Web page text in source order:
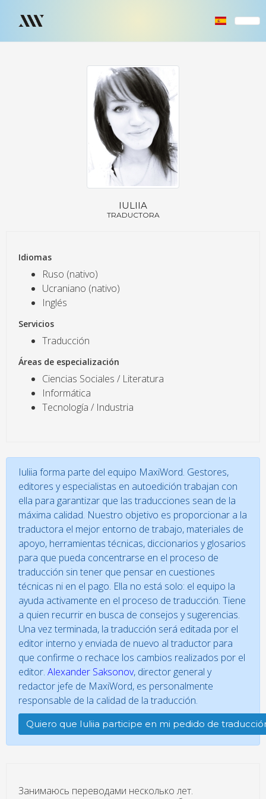
IULIIA
TRADUCTORA
Idiomas
Ruso (nativo)
Ucraniano (nativo)
Inglés
Servicios
Traducción
Áreas de especialización
Ciencias Sociales / Literatura
Informática
Tecnología / Industria
Iuliia forma parte del equipo MaxiWord. Gestores,
editores y especialistas en autoedición trabajan con
ella para garantizar que las traducciones sean de la
máxima calidad. Nuestro objetivo es proporcionar a la
traductora el mejor entorno de trabajo, materiales de
apoyo, herramientas técnicas, diccionarios y glosarios
para que pueda concentrarse en el proceso de
traducción sin tener que pensar en cuestiones
técnicas ni en el pago. Ella no está solo: el equipo la
ayuda activamente en el proceso de traducción. Tiene
a quien recurrir en busca de consejos y sugerencias.
Una vez terminada, la traducción será editada por el
editor interno y enviada de nuevo al traductor para
que confirme o rechace los cambios realizados por el
editor. Alexander Saksonov, director general y
redactor jefe de MaxiWord, es personalmente
responsable de la calidad de la traducción.
Quiero que Iuliia participe en mi pedido de
Занимаюсь переводами несколько лет.